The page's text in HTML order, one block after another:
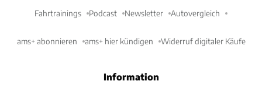
Fahrtrainings Podcast Newsletter Autovergleich
ams+ abonnieren ams+ hier kündigen Widerruf digitaler Käufe
Information